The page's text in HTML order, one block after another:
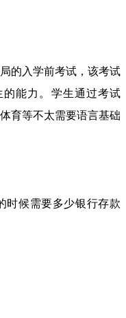
入学前考试，该考试
能力。学生通过考试
育等不太需要语言基础
候需要多少银行存款